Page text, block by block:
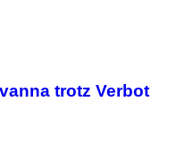
trotz Verbot